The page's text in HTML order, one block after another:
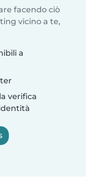
facendo ciò
vicino a te,
a
verifica